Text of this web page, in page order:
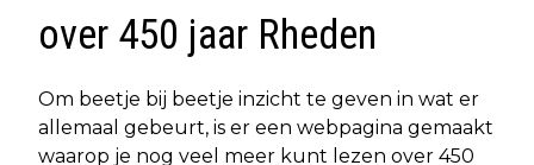
over 450 jaar Rheden
Om beetje bij beetje inzicht te geven in wat er
allemaal gebeurt, is er een webpagina gemaakt
waarop je nog veel meer kunt lezen over 450